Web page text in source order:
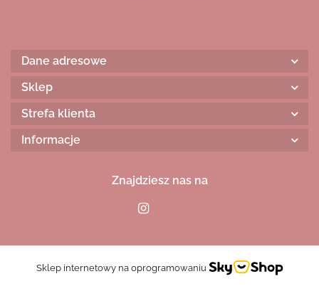
Dane adresowe
Sklep
Strefa klienta
Informacje
Znajdziesz nas na
Sklep internetowy na oprogramowaniu